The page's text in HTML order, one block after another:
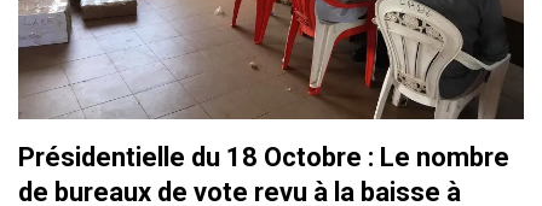
Présidentielle du 18 Octobre : Le nombre
de bureaux de vote revu à la baisse à